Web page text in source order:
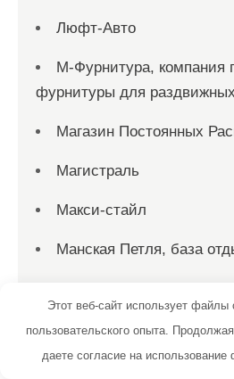
Люфт-Авто
М-Фурнитура, компания
фурнитуры для
Магазин Постоянных
Магистраль
Макси-стайл
Манская Петля, база
Медведефф, комплекс
Этот веб-сайт использует
пользовательского опыта.
даете согласие на